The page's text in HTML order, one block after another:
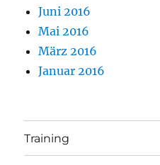
Juni 2016
Mai 2016
März 2016
Januar 2016
Training